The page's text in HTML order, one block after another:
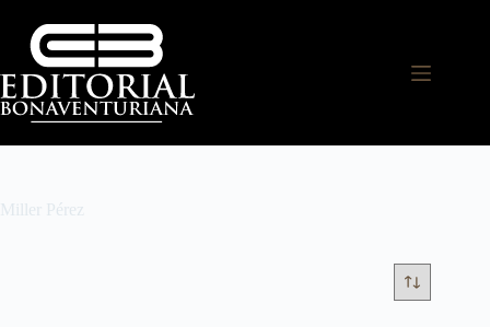
Miller Pérez